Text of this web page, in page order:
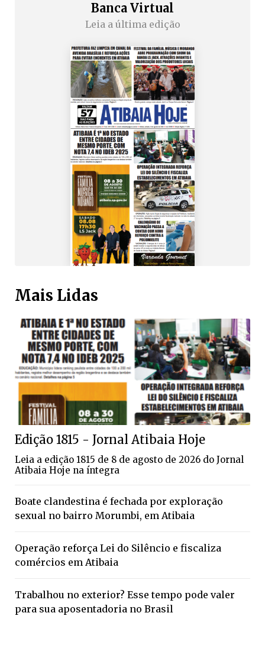
Banca Virtual
Leia a última edição
Mais Lidas
Edição 1815 - Jornal Atibaia Hoje
Leia a edição 1815 de 8 de agosto de 2026 do Jornal
Atibaia Hoje na íntegra
Boate clandestina é fechada por exploração
sexual no bairro Morumbi, em Atibaia
Operação reforça Lei do Silêncio e fiscaliza
comércios em Atibaia
Trabalhou no exterior? Esse tempo pode valer
para sua aposentadoria no Brasil